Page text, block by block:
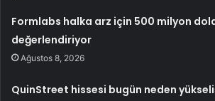
Formlabs halka arz için 500 milyon
değerlendiriyor
Ağustos 8, 2026
QuinStreet hissesi bugün neden